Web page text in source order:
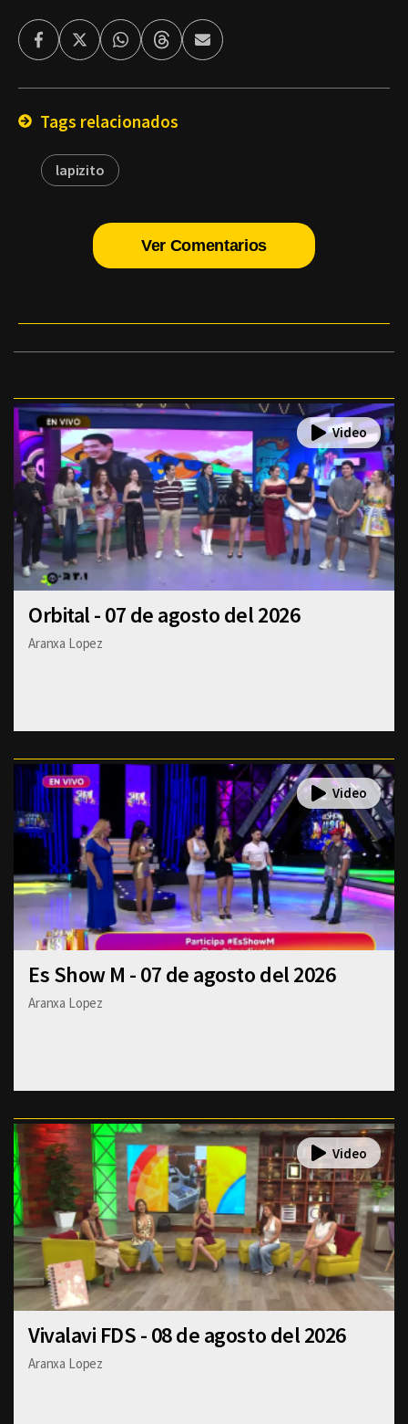
FacebookTwitterWhatsappThreadsEnviar
por
Tags relacionados
lapizito
Ver Comentarios
Orbital - 07 de agosto del 2026
Aranxa Lopez
Es Show M - 07 de agosto del 2026
Aranxa Lopez
Vivalavi FDS - 08 de agosto del 2026
Aranxa Lopez